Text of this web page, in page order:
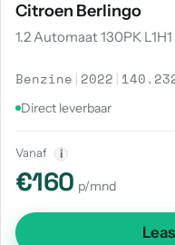
Citroen Berlingo
1.2 Automaat 130PK L1H1
Benzine | 2022 |
Direct leverbaar
Vanaf i
€160 p/mnd